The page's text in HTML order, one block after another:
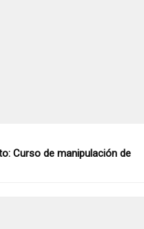
Curso de manipulación de